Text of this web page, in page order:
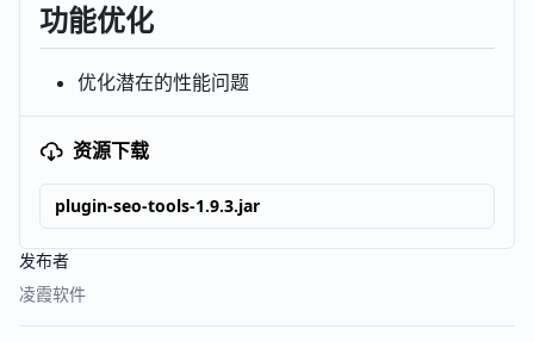
发布者
凌霞软件
功能优化
优化潜在的性能问题
资源下载
plugin-seo-tools-1.9.3.jar